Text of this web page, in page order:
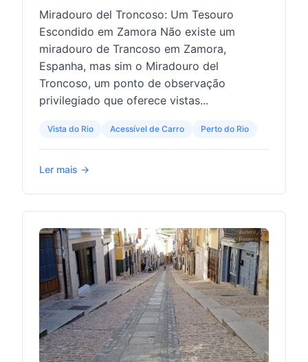
Miradouro del Troncoso: Um Tesouro
Escondido em Zamora Não existe um
miradouro de Trancoso em Zamora,
Espanha, mas sim o Miradouro del
Troncoso, um ponto de observação
privilegiado que oferece vistas...
Vista do Rio Acessível de Carro Perto do Rio
Ler mais →